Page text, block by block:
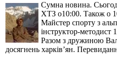
Сумна новина.
ХТЗ о10:00. Також о
Майстер спорту з
інструктор-методист
Разом з дружиною
досягнень харків’ян.